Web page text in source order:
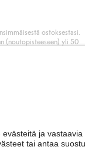
ostoksestasi.
(noutopisteeseen) yli 50